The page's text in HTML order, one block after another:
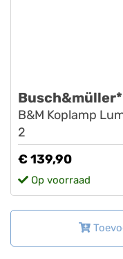
Busch&müller*
B&M Koplamp
2
€ 139,90
Op voorraad